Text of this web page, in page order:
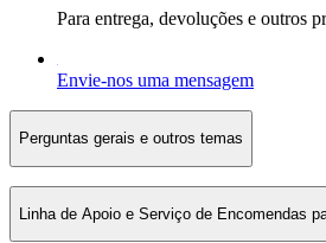
Para entrega, devoluções e outros
Envie-nos uma mensagem
Perguntas gerais e outros temas
Linha de Apoio e Serviço de Encomendas